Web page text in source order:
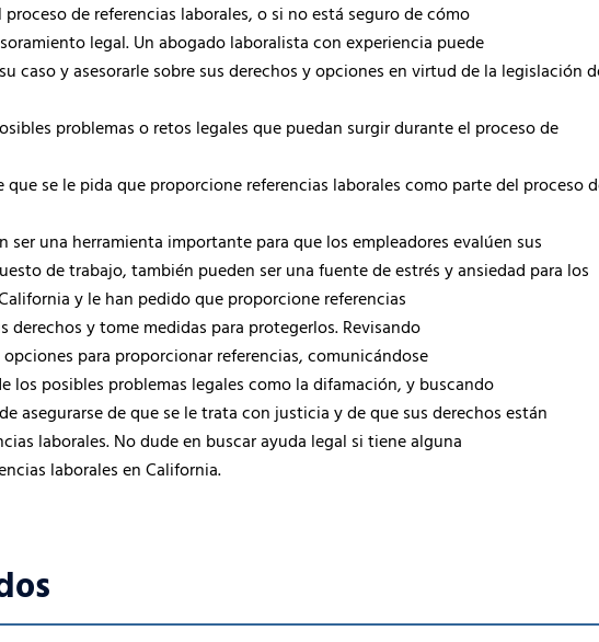
de referencias laborales, o si no está seguro de cómo
legal. Un abogado laboralista con experiencia puede
caso y asesorarle sobre sus derechos y opciones en virtud de la legislación
problemas o retos legales que puedan surgir durante el proceso de
se le pida que proporcione referencias laborales como parte del proceso
ser una herramienta importante para que los empleadores evalúen sus
de trabajo, también pueden ser una fuente de estrés y ansiedad para los
y le han pedido que proporcione referencias
y tome medidas para protegerlos. Revisando
para proporcionar referencias, comunicándose
los posibles problemas legales como la difamación, y buscando
asegurarse de que se le trata con justicia y de que sus derechos están
laborales. No dude en buscar ayuda legal si tiene alguna
laborales en California.